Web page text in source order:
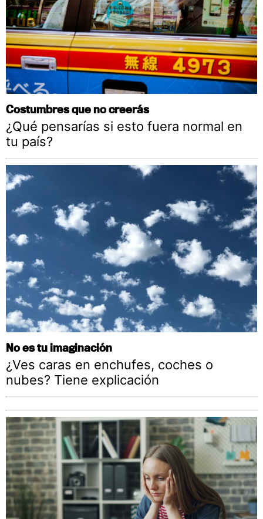
Costumbres que no creerás
¿Qué pensarías si esto fuera normal en
tu país?
No es tu imaginación
¿Ves caras en enchufes, coches o
nubes? Tiene explicación